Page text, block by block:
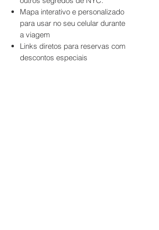
Mapa interativo e personalizado
para usar no seu celular durante
a viagem
Links diretos para reservas com
descontos especiais